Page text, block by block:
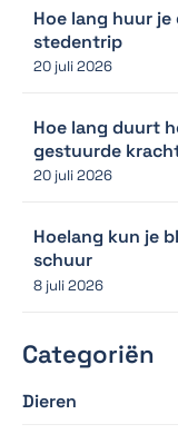
Hoe lang huur
stedentrip
20 juli 2026
Hoe lang duurt
gestuurde
20 juli 2026
Hoelang kun je
schuur
8 juli 2026
Categoriën
Dieren